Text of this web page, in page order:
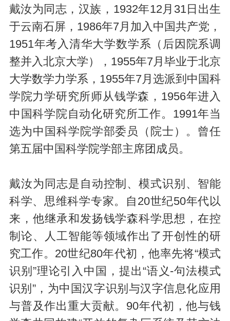
戴汝为同志，汉族，1932年12月31日出生
于云南石屏，1986年7月加入中国共产党，
1951年考入清华大学数学系（后因院系调
整并入北京大学），1955年7月毕业于北京
大学数学力学系，1955年7月选派到中国科
学院力学研究所师从钱学森，1956年进入
中国科学院自动化研究所工作。1991年当
选为中国科学院学部委员（院士）。曾任
第五届中国科学院学部主席团成员。
戴汝为同志是自动控制、模式识别、智能
科学、思维科学专家。自20世纪50年代以
来，他继承和发扬钱学森科学思想，在控
制论、人工智能等领域作出了开创性的研
究工作。20世纪80年代初，他率先将“模式
识别”理论引入中国，提出“语义-句法模式
识别”，为中国汉字识别与汉字信息化应用
与普及作出重大贡献。90年代初，他与钱